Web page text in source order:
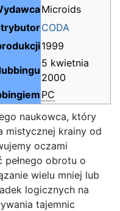
Microids
CODA
1999
5 kwietnia
2000
PC
naukowca, który
mistycznej krainy od
oczami
pełnego obrotu o
wielu mniej lub
logicznych na
tajemnic